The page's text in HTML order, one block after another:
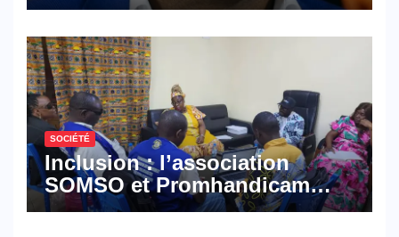
SOCIÉTÉ
Inclusion : l’association
SOMSO et Promhandicam
militent en faveur d’une